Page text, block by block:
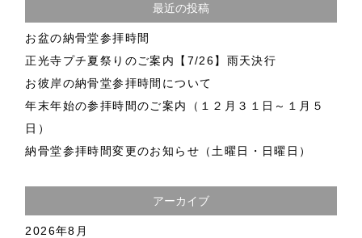
最近の投稿
お盆の納骨堂参拝時間
正光寺プチ夏祭りのご案内【7/26】雨天決行
お彼岸の納骨堂参拝時間について
年末年始の参拝時間のご案内（１２月３１日～１月５
日）
納骨堂参拝時間変更のお知らせ（土曜日・日曜日）
アーカイブ
2026年8月